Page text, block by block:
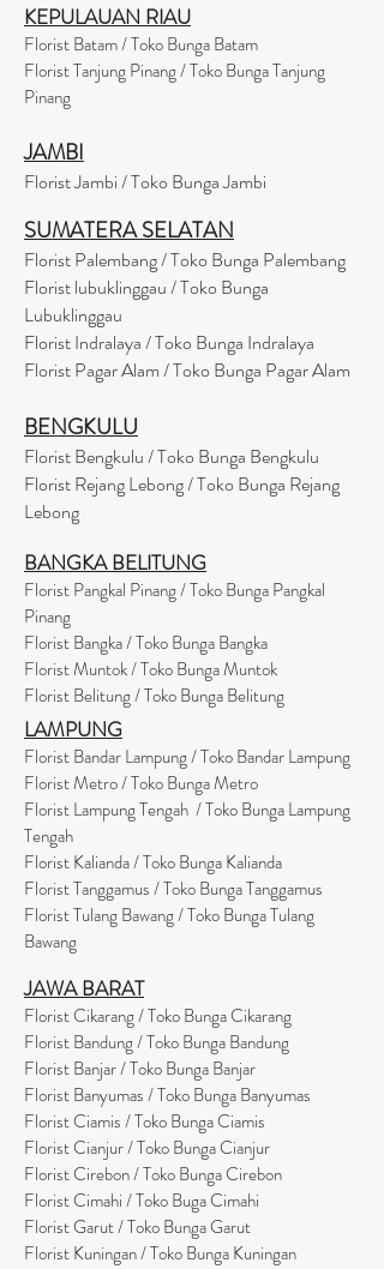
KEPULAUAN RIAU
Florist Batam / Toko Bunga Batam
Florist Tanjung Pinang / Toko Bunga Tanjung
Pinang
JAMBI
Florist Jambi / Toko Bunga Jambi
SUMATERA SELATAN
Florist Palembang / Toko Bunga Palembang
Florist lubuklinggau / Toko Bunga
Lubuklinggau
Florist Indralaya / Toko Bunga Indralaya
Florist Pagar Alam / Toko Bunga Pagar Alam
BENGKULU
Florist Bengkulu / Toko Bunga Bengkulu
Florist Rejang Lebong / Toko Bunga Rejang
Lebong
BANGKA BELITUNG
Florist Pangkal Pinang / Toko Bunga Pangkal
Pinang
Florist Bangka / Toko Bunga Bangka
Florist Muntok / Toko Bunga Muntok
Florist Belitung / Toko Bunga Belitung
LAMPUNG
Florist Bandar Lampung / Toko Bandar Lampung
Florist Metro / Toko Bunga Metro
Florist Lampung Tengah / Toko Bunga Lampung
Tengah
Florist Kalianda / Toko Bunga Kalianda
Florist Tanggamus / Toko Bunga Tanggamus
Florist Tulang Bawang / Toko Bunga Tulang
Bawang
JAWA BARAT
Florist Cikarang/ Toko Bunga Cikarang
Florist Bandung / Toko Bunga Bandung
Florist Banjar / Toko Bunga Banjar
Florist Banyumas / Toko Bunga Banyumas
Florist Ciamis / Toko Bunga Ciamis
Florist Cianjur / Toko Bunga Cianjur
Florist Cirebon / Toko Bunga Cirebon
Florist Cimahi / Toko Buga Cimahi
Florist Garut / Toko Bunga Garut
Florist Kuningan / Toko Bunga Kuningan